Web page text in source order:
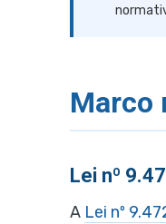
Marco
Lei nº
A Lei nº